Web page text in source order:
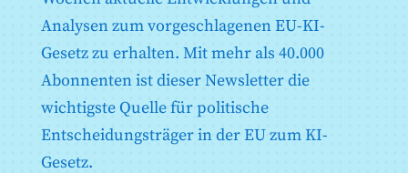
Analysen zum vorgeschlagenen EU-KI-
Gesetz zu erhalten. Mit mehr als 40.000
Abonnenten ist dieser Newsletter die
wichtigste Quelle für politische
Entscheidungsträger in der EU zum KI-
Gesetz.